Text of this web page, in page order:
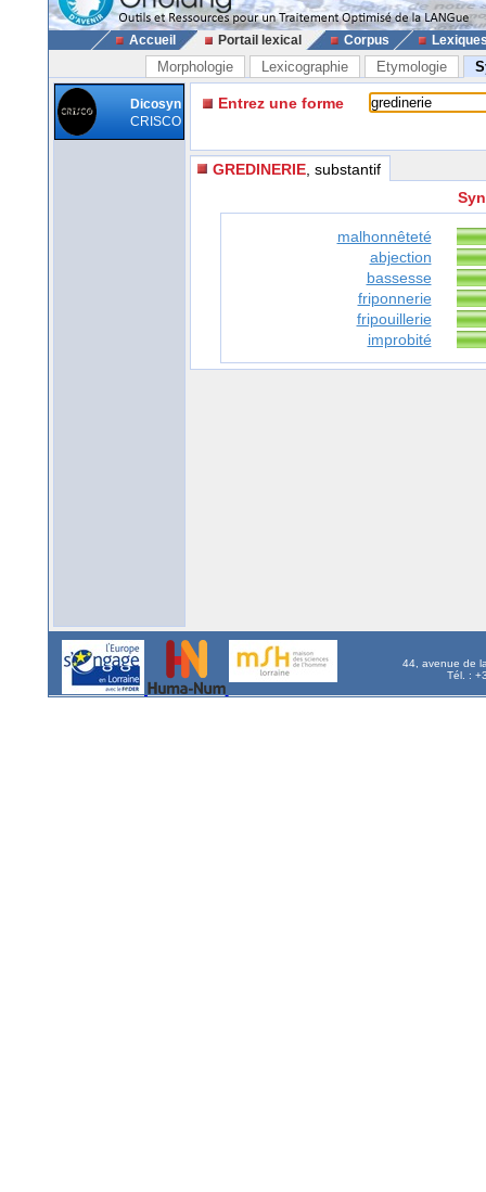
Accueil Portail lexical Corpus
Morphologie Lexicographie Etymologie
Dicosyn
CRISCO
Entrez une forme
GREDINERIE , substantif
malhonnêteté
abjection
bassesse
friponnerie
fripouillerie
improbité
44, avenue de
Tél. :